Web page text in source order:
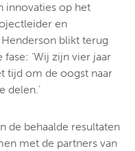
innovaties op het
en
blikt terug
‘Wij zijn vier jaar
tijd om de oogst naar
delen.’
de behaalde resultaten
met de partners van